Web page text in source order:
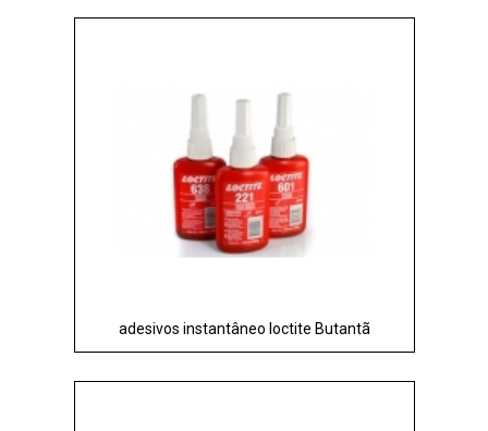
adesivos instantâneo loctite Butantã